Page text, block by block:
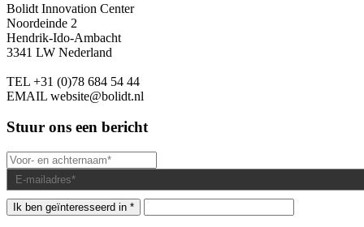
Bolidt Innovation Center
Noordeinde 2
Hendrik-Ido-Ambacht
3341 LW Nederland
TEL +31 (0)78 684 54 44
EMAIL website@bolidt.nl
Stuur ons een bericht
Ik ben geïnteresseerd in *